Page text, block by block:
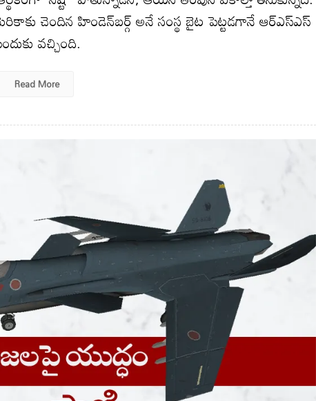
చెందిన హిండెన్‌బర్గ్‌ అనే సంస్థ బైట పెట్టడగానే ఆర్‌ఎస్‌ఎస్‌
వచ్చింది.
Read More